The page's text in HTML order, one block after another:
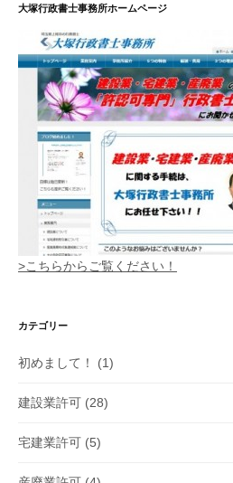
大塚行政書士事務所ホームページ
>こちらからご覧ください！
カテゴリー
初めまして！ (1)
建設業許可 (28)
宅建業許可 (5)